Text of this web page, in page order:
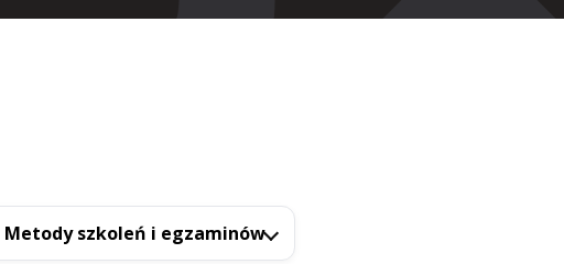
Metody szkoleń i egzaminów